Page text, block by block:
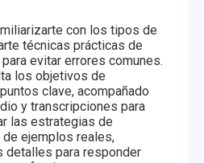
con los tipos de
técnicas prácticas de
evitar errores comunes.
los objetivos de
clave, acompañado
y transcripciones para
las estrategias de
ejemplos reales,
detalles para responder